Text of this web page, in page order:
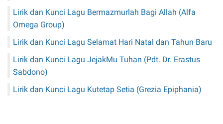
Lirik dan Kunci Lagu Bermazmurlah Bagi Allah (Alfa
Omega Group)
Lirik dan Kunci Lagu Selamat Hari Natal dan Tahun Baru
Lirik dan Kunci Lagu JejakMu Tuhan (Pdt. Dr. Erastus
Sabdono)
Lirik dan Kunci Lagu Kutetap Setia (Grezia Epiphania)